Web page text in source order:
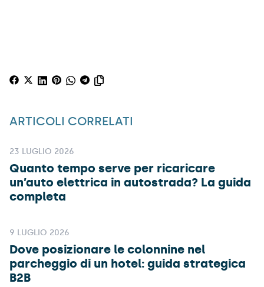
ARTICOLI CORRELATI
23 LUGLIO 2026
Quanto tempo serve per ricaricare
un’auto elettrica in autostrada? La guida
completa
9 LUGLIO 2026
Dove posizionare le colonnine nel
parcheggio di un hotel: guida strategica
B2B